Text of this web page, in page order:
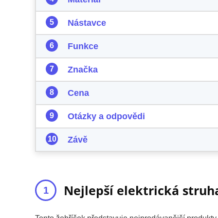
Nástavce
Funkce
Značka
Cena
Otázky a odpovědi
Závě
Nejlepší elektrická